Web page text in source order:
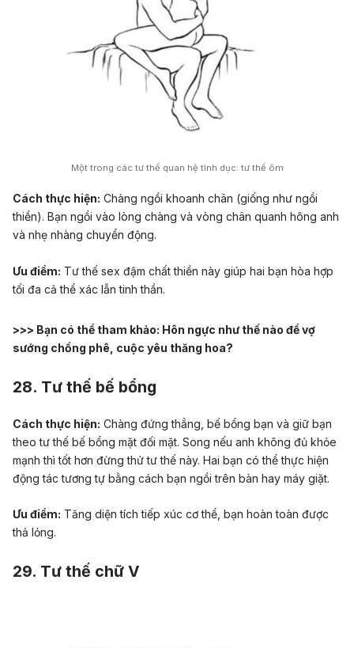
Một trong các tư thế quan hệ tình dục: tư thế ôm
Cách thực hiện: Chàng ngồi khoanh chân (giống như ngồi
thiền). Bạn ngồi vào lòng chàng và vòng chân quanh hông anh
và nhẹ nhàng chuyển động.
Ưu điểm: Tư thế sex đậm chất thiền này giúp hai bạn hòa hợp
tối đa cả thể xác lẫn tinh thần.
>>> Bạn có thể tham khảo: Hôn ngực như thế nào để vợ
sướng chồng phê, cuộc yêu thăng hoa?
28. Tư thế bế bổng
Cách thực hiện: Chàng đứng thẳng, bế bổng bạn và giữ bạn
theo tư thế bế bổng mặt đối mặt. Song nếu anh không đủ khỏe
mạnh thì tốt hơn đừng thử tư thế này. Hai bạn có thể thực hiện
động tác tương tự bằng cách bạn ngồi trên bàn hay máy giặt.
Ưu điểm: Tăng diện tích tiếp xúc cơ thể, bạn hoàn toàn được
thả lỏng.
29. Tư thế chữ V